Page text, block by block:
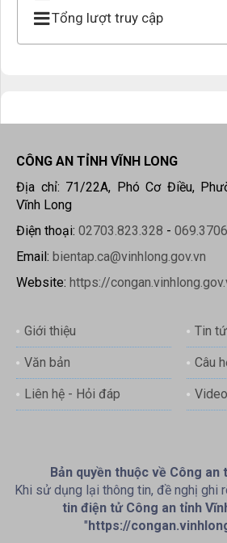
Tổng lượt truy cập
CÔNG AN TỈNH VĨNH LONG
Địa chỉ: 71/22A, Phó Cơ Điều,
Vĩnh Long
Điện thoại: 02703.823.328 -
Email: bientap.ca@vinhlong.gov.vn
Website: https://
Giới thiệu Tin
Văn bản Câu
Liên hệ - Hỏi đáp Video
Bản quyền thuộc về Công an
Khi sử dụng lại thông tin, đề nghị ghi
tin điện tử Công an tỉnh
"https://